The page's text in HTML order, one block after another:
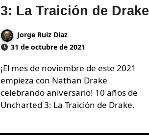
3: La Traición de Drake
Jorge Ruiz Diaz
31 de octubre de 2021
¡El mes de noviembre de este 2021
empieza con Nathan Drake
celebrando aniversario! 10 años de
Uncharted 3: La Traición de Drake.